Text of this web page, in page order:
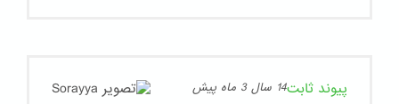
پیوند ثابت14 سال 3 ماه پیش